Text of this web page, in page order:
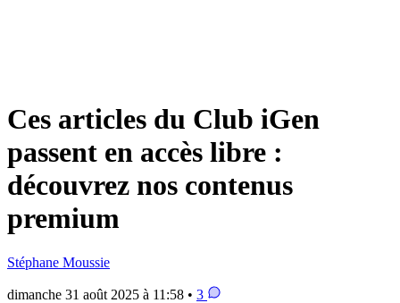
Ces articles du Club iGen
passent en accès libre :
découvrez nos contenus
premium
Stéphane Moussie
dimanche 31 août 2025 à 11:58 • 3